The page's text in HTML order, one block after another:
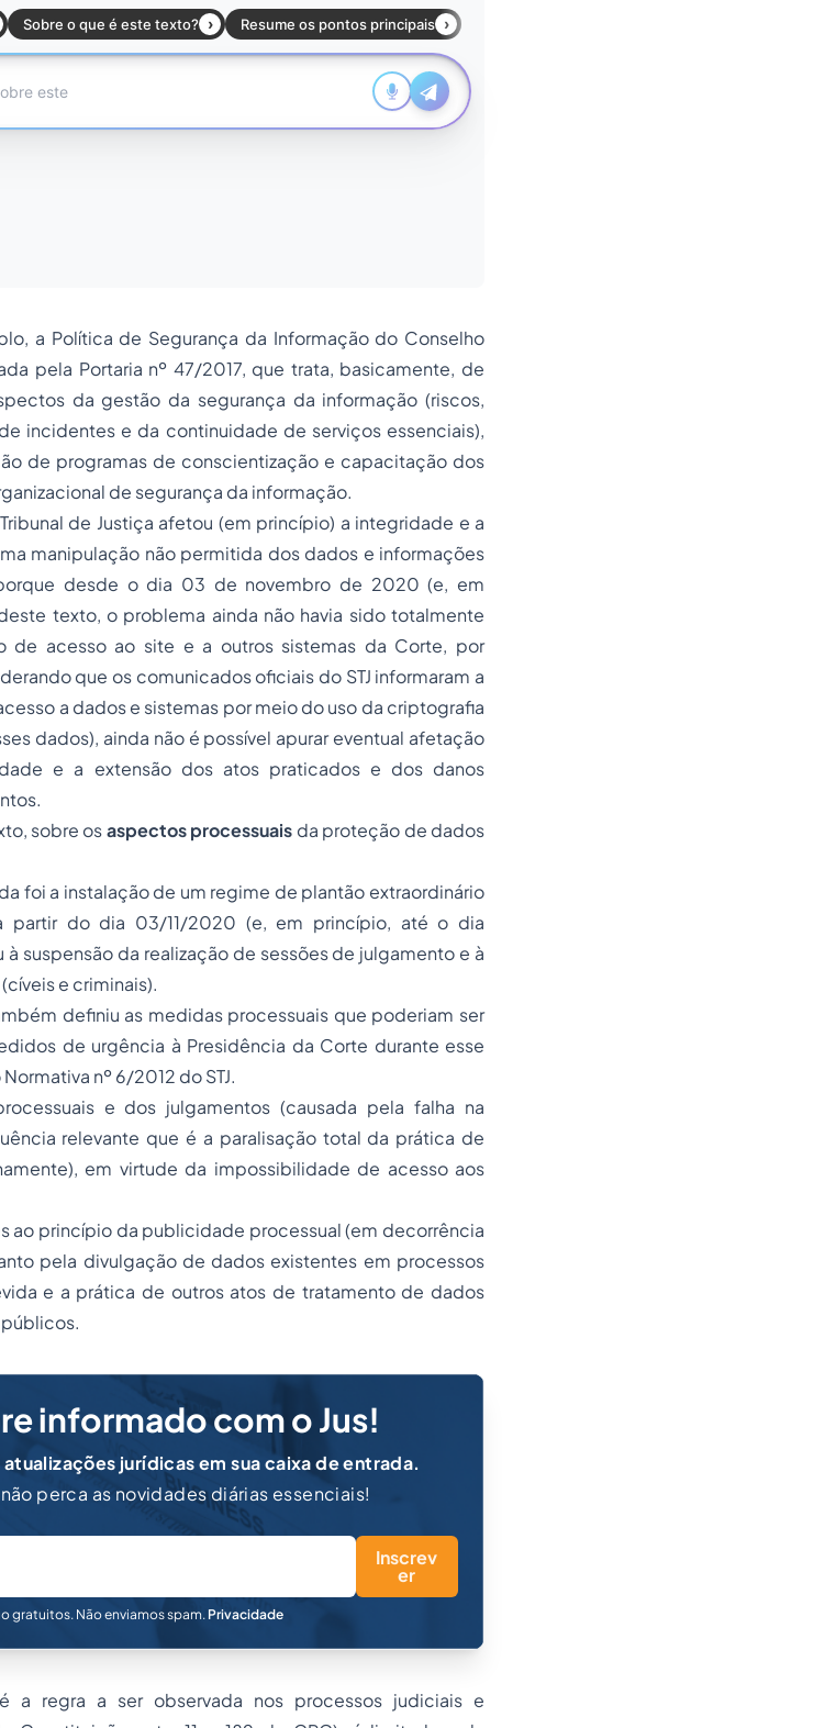
a Política de Segurança da Informação do Conselho
pela Portaria nº 47/2017, que trata, basicamente, de
da gestão da segurança da informação (riscos,
incidentes e da continuidade de serviços essenciais),
de programas de conscientização e capacitação dos
de segurança da informação.
de Justiça afetou (em princípio) a integridade e a
manipulação não permitida dos dados e informações
desde o dia 03 de novembro de 2020 (e, em
texto, o problema ainda não havia sido totalmente
de acesso ao site e a outros sistemas da Corte, por
que os comunicados oficiais do STJ informaram a
a dados e sistemas por meio do uso da criptografia
dados), ainda não é possível apurar eventual afetação
e a extensão dos atos praticados e dos danos
sobre osaspectos processuais da proteção de dados
foi a instalação de um regime de plantão extraordinário
partir do dia 03/11/2020 (e, em princípio, até o dia
suspensão da realização de sessões de julgamento e à
e criminais).
definiu as medidas processuais que poderiam ser
de urgência à Presidência da Corte durante esse
nº 6/2012 do STJ.
e dos julgamentos (causada pela falha na
relevante que é a paralisação total da prática de
em virtude da impossibilidade de acesso aos
ao princípio da publicidade processual (em decorrência
pela divulgação de dados existentes em processos
e a prática de outros atos de tratamento de dados
informado com o Jus!
jurídicas em sua caixa de entrada.
perca as novidades diárias essenciais!
Inscrev
er
gratuitos. Não enviamos spam. Privacidade
a regra a ser observada nos processos judiciais e